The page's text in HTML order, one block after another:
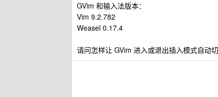
GVim 和输入法版本：
Vim 9.2.782
Weasel 0.17.4
请问怎样让 GVim 进入或退出插入模式自动